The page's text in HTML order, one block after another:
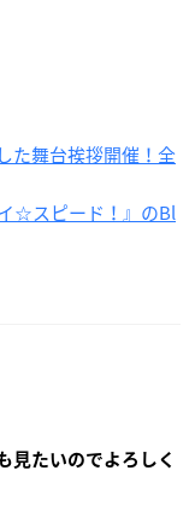
た舞台挨拶開催！全
☆スピード！』のBl
見たいのでよろしく